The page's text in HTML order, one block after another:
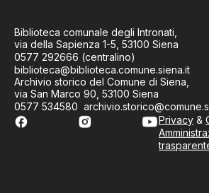
Biblioteca comunale degli Intronati,
via della Sapienza 1-5, 53100 Siena
0577 292666 (centralino)
biblioteca@biblioteca.comune.siena.it
Archivio storico del Comune di Siena,
via San Marco 90, 53100 Siena
0577 534580
Privacy &